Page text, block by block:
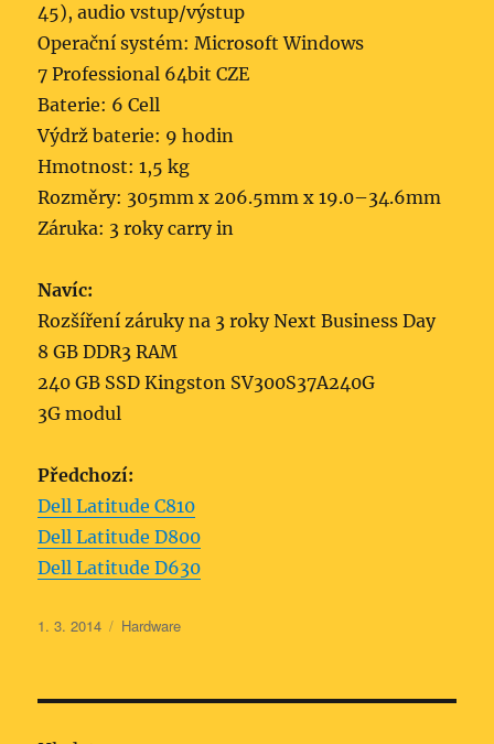
45), audio vstup/výstup
Operační systém: Microsoft Windows
7 Professional 64bit CZE
Baterie: 6 Cell
Výdrž baterie: 9 hodin
Hmotnost: 1,5 kg
Rozměry: 305mm x 206.5mm x 19.0–34.6mm
Záruka: 3 roky carry in
Navíc:
Rozšíření záruky na 3 roky Next Business Day
8 GB DDR3 RAM
240 GB SSD Kingston SV300S37A240G
3G modul
Předchozí:
Dell Latitude C810
Dell Latitude D800
Dell Latitude D630
Publikováno:
1. 3. 2014 Rubriky:
Hardware